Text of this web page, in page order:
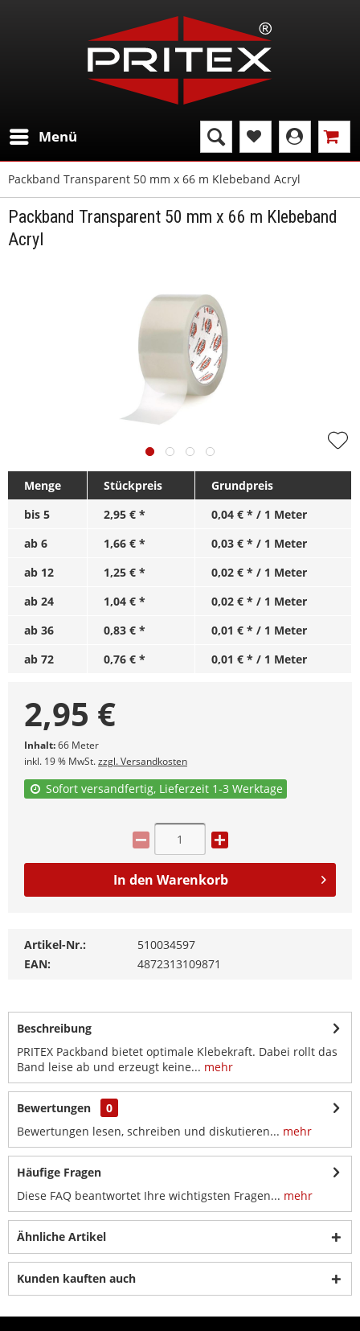
Menü
Packband Transparent 50 mm x 66 m Klebeband Acryl
Packband Transparent 50 mm x 66 m Klebeband
Acryl
Menge Stückpreis
Grundpreis
bis 5 2,95 € *
0,04 € * / 1 Meter
ab 6 1,66 € *
0,03 € * / 1 Meter
ab 12 1,25 € *
0,02 € * / 1 Meter
ab 24 1,04 € *
0,02 € * / 1 Meter
ab 36 0,83 € *
0,01 € * / 1 Meter
ab 72 0,76 € * 0,01 € * / 1 Meter
2,95 €
Inhalt:66 Meter
inkl. 19 % MwSt.zzgl. Versandkosten
Sofort versandfertig, Lieferzeit 1-3 Werktage
In den Warenkorb
Artikel-Nr.:
510034597
EAN:
4872313109871
Beschreibung
PRITEX Packband bietet optimale Klebekraft. Dabei rollt das
Band leise ab und erzeugt keine... mehr
Bewertungen
0
Bewertungen lesen, schreiben und diskutieren... mehr
Häufige Fragen
Diese FAQ beantwortet Ihre wichtigsten Fragen... mehr
Ähnliche Artikel
Kunden kauften auch